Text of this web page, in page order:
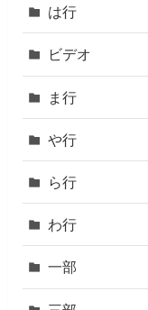
は行
ビデオ
ま行
や行
ら行
わ行
一部